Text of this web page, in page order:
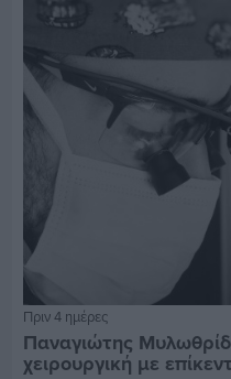
Πριν 4 ημέρες
Παναγιώτης
χειρουργική με